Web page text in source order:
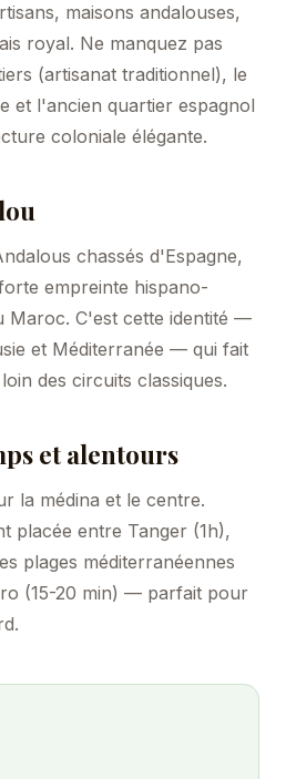
maisons andalouses,
royal. Ne manquez pas
(artisanat traditionnel), le
et l'ancien quartier espagnol
coloniale élégante.
chassés d'Espagne,
empreinte hispano-
Maroc. C'est cette identité —
et Méditerranée — qui fait
des circuits classiques.
et alentours
la médina et le centre.
placée entre Tanger (1h),
plages méditerranéennes
(15-20 min) — parfait pour